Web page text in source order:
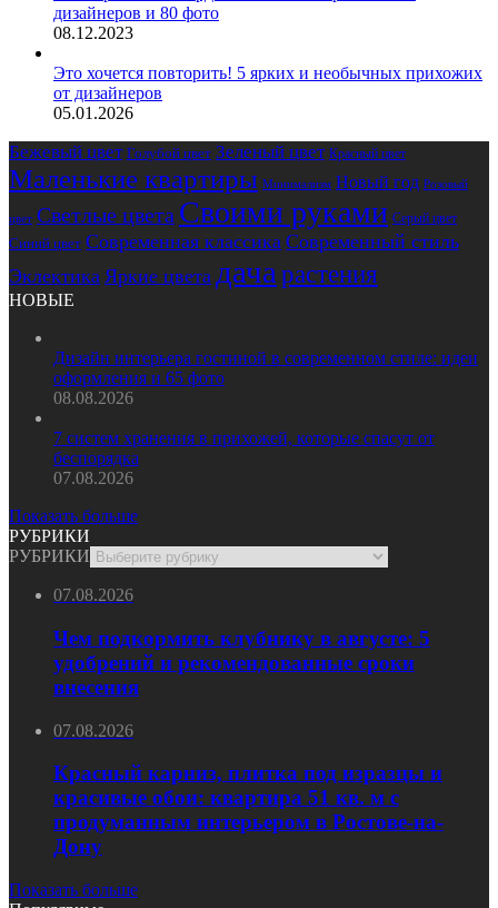
дизайнеров и 80 фото
08.12.2023
Это хочется повторить! 5 ярких и необычных прихожих
от дизайнеров
05.01.2026
Бежевый цвет Голубой цвет Зеленый цвет Красный цвет
Маленькие квартиры Минимализм Новый год Розовый
цвет Светлые цвета Своими руками Серый цвет
Синий цвет Современная классика Современный стиль
Эклектика Яркие цвета дача растения
НОВЫЕ
Дизайн интерьера гостиной в современном стиле: идеи
оформления и 65 фото
08.08.2026
7 систем хранения в прихожей, которые спасут от
беспорядка
07.08.2026
Показать больше
РУБРИКИ
РУБРИКИ
07.08.2026
Чем подкормить клубнику в августе: 5
удобрений и рекомендованные сроки
внесения
07.08.2026
Красный карниз, плитка под изразцы и
красивые обои: квартира 51 кв. м с
продуманным интерьером в Ростове-на-
Дону
Показать больше